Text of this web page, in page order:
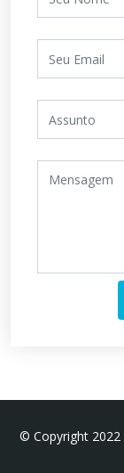
© Copyright 2022